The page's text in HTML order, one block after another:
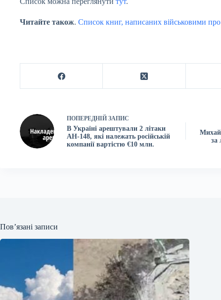
Читайте також. Список книг, написаних військовими про
ПОПЕРЕДНІЙ ЗАПИС
В Україні арештували 2 літаки
АН-148, які належать російській
компанії вартістю €10 млн.
за
Пов’язані записи